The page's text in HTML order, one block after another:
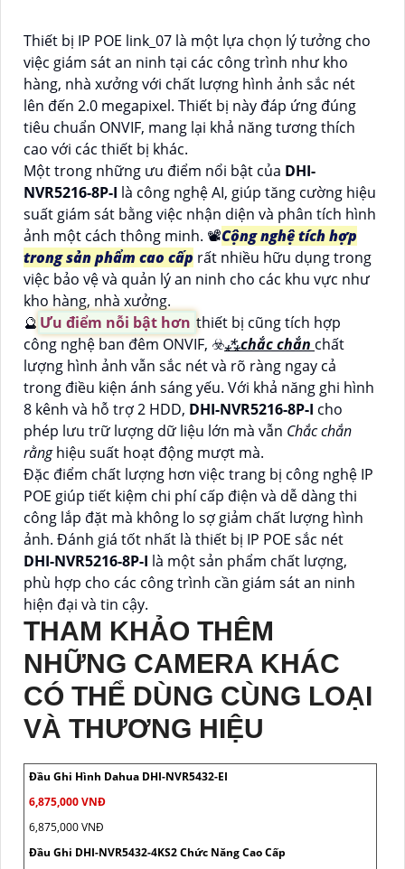
Thiết bị IP POE link_07 là một lựa chọn lý tưởng cho
việc giám sát an ninh tại các công trình như kho
hàng, nhà xưởng với chất lượng hình ảnh sắc nét
lên đến 2.0 megapixel. Thiết bị này đáp ứng đúng
tiêu chuẩn ONVIF, mang lại khả năng tương thích
cao với các thiết bị khác.
Một trong những ưu điểm nổi bật của DHI-
NVR5216-8P-I là công nghệ AI, giúp tăng cường hiệu
suất giám sát bằng việc nhận diện và phân tích hình
ảnh một cách thông minh. 📽Cộng nghệ tích hợp
trong sản phẩm cao cấp rất nhiều hữu dụng trong
việc bảo vệ và quản lý an ninh cho các khu vực như
kho hàng, nhà xưởng.
🔮 Ưu điểm nỗi bật hơn thiết bị cũng tích hợp
công nghệ ban đêm ONVIF, ☣️⁂chắc chắn chất
lượng hình ảnh vẫn sắc nét và rõ ràng ngay cả
trong điều kiện ánh sáng yếu. Với khả năng ghi hình
8 kênh và hỗ trợ 2 HDD, DHI-NVR5216-8P-I cho
phép lưu trữ lượng dữ liệu lớn mà vẫn Chắc chắn
rằnghiệu suất hoạt động mượt mà.
Đặc điểm chất lượng hơn việc trang bị công nghệ IP
POE giúp tiết kiệm chi phí cấp điện và dễ dàng thi
công lắp đặt mà không lo sợ giảm chất lượng hình
ảnh. Đánh giá tốt nhất là thiết bị IP POE sắc nét
DHI-NVR5216-8P-I là một sản phẩm chất lượng,
phù hợp cho các công trình cần giám sát an ninh
hiện đại và tin cậy.
THAM KHẢO THÊM
NHỮNG CAMERA KHÁC
CÓ THỂ DÙNG CÙNG LOẠI
VÀ THƯƠNG HIỆU
Đầu Ghi Hình Dahua DHI-NVR5432-EI
6,875,000 VNĐ
6,875,000 VNĐ
Đầu Ghi DHI-NVR5432-4KS2 Chức Năng Cao Cấp